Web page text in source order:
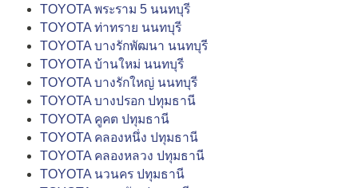
TOYOTA พระราม 5 นนทบุรี
TOYOTA ท่าทราย นนทบุรี
TOYOTA บางรักพัฒนา นนทบุรี
TOYOTA บ้านใหม่ นนทบุรี
TOYOTA บางรักใหญ่ นนทบุรี
TOYOTA บางปรอก ปทุมธานี
TOYOTA คูคต ปทุมธานี
TOYOTA คลองหนึ่ง ปทุมธานี
TOYOTA คลองหลวง ปทุมธานี
TOYOTA นวนคร ปทุมธานี